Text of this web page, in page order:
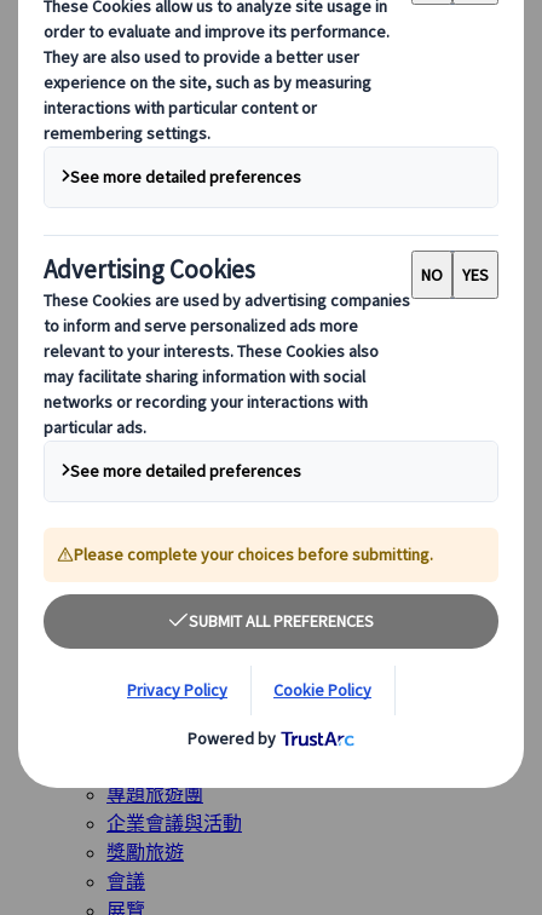
代理網頁應用程式
目的地
探索 Kuoni Tumlare 的全球覆蓋範圍，作為您的本地專
家，提供量身定制的行程，滿足您獨特的旅遊需求。
歐洲最受歡迎的目的地
瑞士
法國
意大利
西班牙
英國
全球最受歡迎的目的地
日本
美國
我們的解決方案
我們的解決方案
探索我們多樣化的解決方案，並認識我們的專業業務單
專題旅遊團
企業會議與活動
獎勵旅遊
會議
展覽